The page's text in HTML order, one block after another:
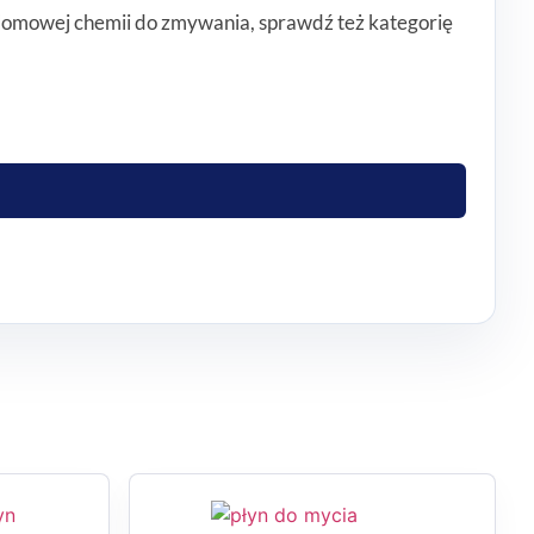
chemii do zmywania, sprawdź też kategorię
tłuszcz szybko i wygodnie, dzięki czemu
płyn przeciwdziała nieprzyjemnym
które chcą mieć pod ręką jeden płyn do